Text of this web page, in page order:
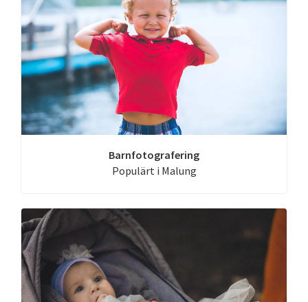
Barnfotografering
Populärt i Malung